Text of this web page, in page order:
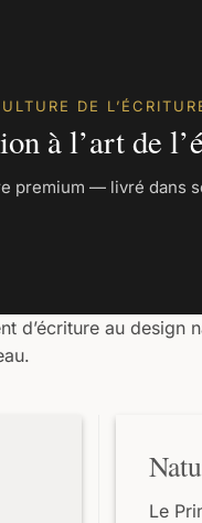
DE
à l’art de
premium — livré dans
d’écriture au
Le